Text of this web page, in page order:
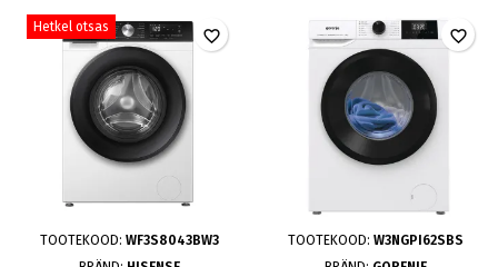
Hetkel otsas
TOOTEKOOD: WF3S8043BW3
favorite_border
TOOTEKOOD: W3NGPI62SBS
favorite_border